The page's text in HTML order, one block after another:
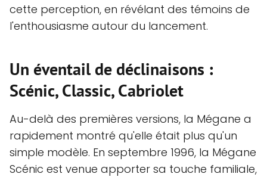
cette perception, en révélant des témoins de
l'enthousiasme autour du lancement.
Un éventail de déclinaisons :
Scénic, Classic, Cabriolet
Au-delà des premières versions, la Mégane a
rapidement montré qu'elle était plus qu'un
simple modèle. En septembre 1996, la Mégane
Scénic est venue apporter sa touche familiale,